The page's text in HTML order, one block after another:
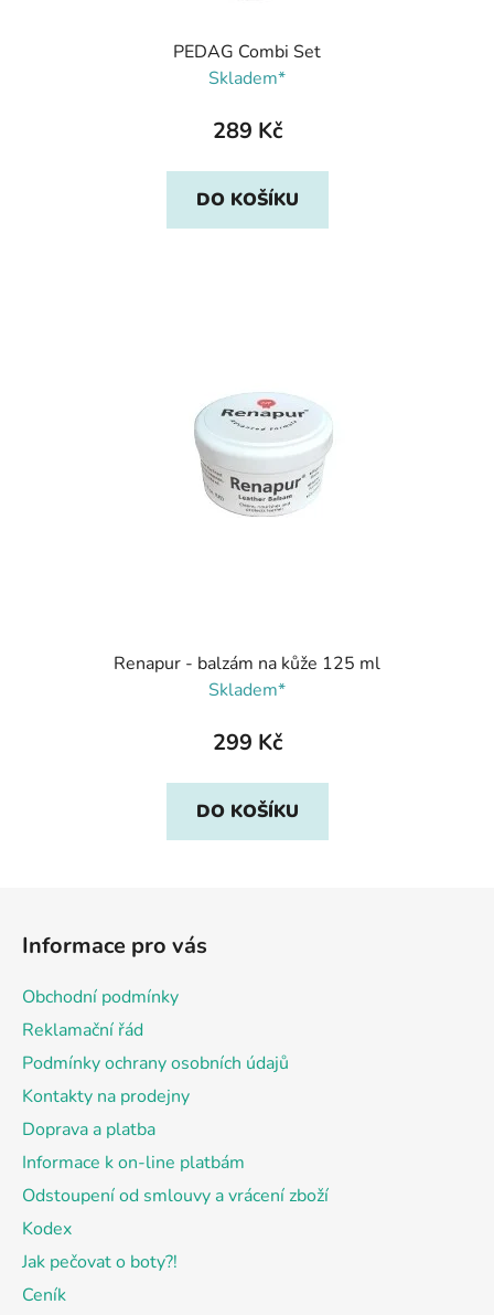
PEDAG Combi Set
Skladem*
289 Kč
DO KOŠÍKU
Renapur - balzám na kůže 125 ml
Skladem*
299 Kč
DO KOŠÍKU
Informace pro vás
Obchodní podmínky
Reklamační řád
Podmínky ochrany osobních údajů
Kontakty na prodejny
Doprava a platba
Informace k on-line platbám
Odstoupení od smlouvy a vrácení zboží
Kodex
Jak pečovat o boty?!
Ceník